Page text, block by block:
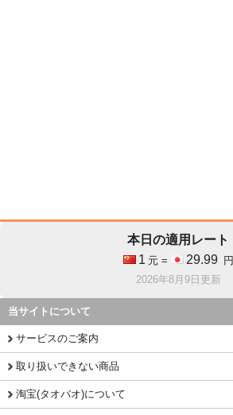
本日の適用レート
1 元 = 29.99
円
2026年8月9日更新
当サイトについて
サービスのご案内
取り扱いできない商品
淘宝(タオバオ)について